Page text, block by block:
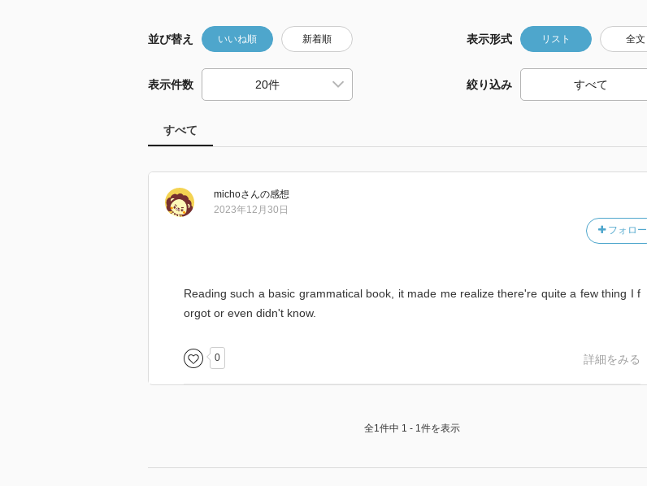
並び替え いいね順 新着順 表示形式 リスト 全文
表示件数 絞り込み
すべて
michoさんの感想
フォロー
2023年12月30日
Reading such a basic grammatical book, it made me realize there're quite a few thing I f
orgot or even didn't know.
0 詳細をみる
全1件中 1 - 1件を表示